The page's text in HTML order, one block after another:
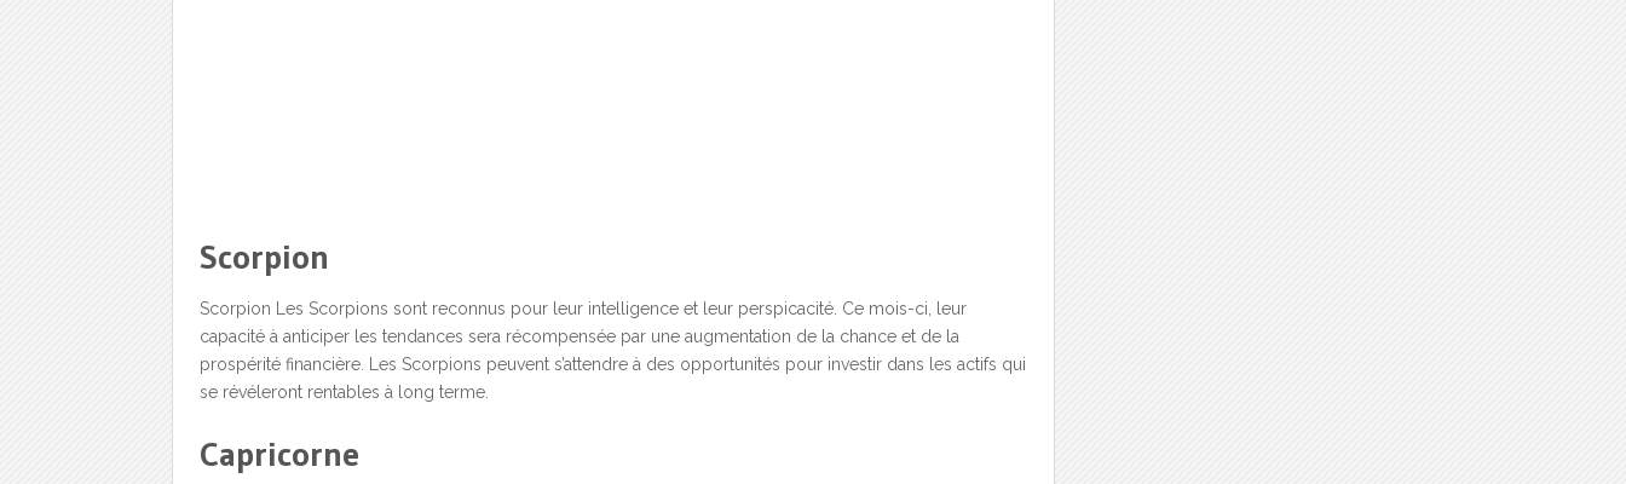
Scorpion
Scorpion Les Scorpions sont reconnus pour leur intelligence et leur perspicacité. Ce mois-ci, leur
capacité à anticiper les tendances sera récompensée par une augmentation de la chance et de la
prospérité financière. Les Scorpions peuvent s’attendre à des opportunités pour investir dans les actifs qui
se révéleront rentables à long terme.
Capricorne